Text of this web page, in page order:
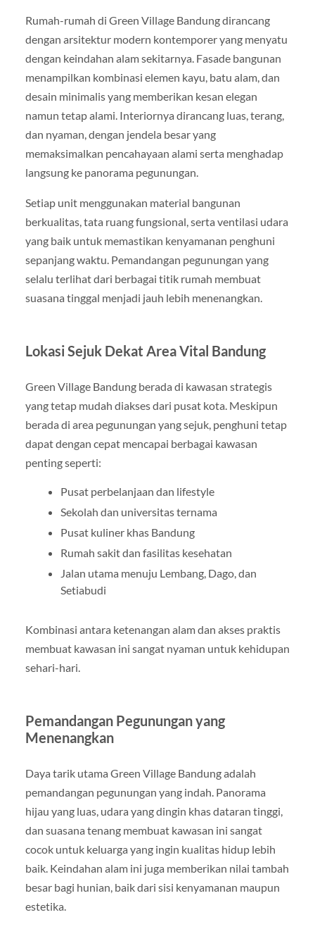
Rumah-rumah di Green Village Bandung dirancang
dengan arsitektur modern kontemporer yang menyatu
dengan keindahan alam sekitarnya. Fasade bangunan
menampilkan kombinasi elemen kayu, batu alam, dan
desain minimalis yang memberikan kesan elegan
namun tetap alami. Interiornya dirancang luas, terang,
dan nyaman, dengan jendela besar yang
memaksimalkan pencahayaan alami serta menghadap
langsung ke panorama pegunungan.
Setiap unit menggunakan material bangunan
berkualitas, tata ruang fungsional, serta ventilasi udara
yang baik untuk memastikan kenyamanan penghuni
sepanjang waktu. Pemandangan pegunungan yang
selalu terlihat dari berbagai titik rumah membuat
suasana tinggal menjadi jauh lebih menenangkan.
Lokasi Sejuk Dekat Area Vital Bandung
Green Village Bandung berada di kawasan strategis
yang tetap mudah diakses dari pusat kota. Meskipun
berada di area pegunungan yang sejuk, penghuni tetap
dapat dengan cepat mencapai berbagai kawasan
penting seperti:
Pusat perbelanjaan dan lifestyle
Sekolah dan universitas ternama
Pusat kuliner khas Bandung
Rumah sakit dan fasilitas kesehatan
Jalan utama menuju Lembang, Dago, dan
Setiabudi
Kombinasi antara ketenangan alam dan akses praktis
membuat kawasan ini sangat nyaman untuk kehidupan
sehari-hari.
Pemandangan Pegunungan yang
Menenangkan
Daya tarik utama Green Village Bandung adalah
pemandangan pegunungan yang indah. Panorama
hijau yang luas, udara yang dingin khas dataran tinggi,
dan suasana tenang membuat kawasan ini sangat
cocok untuk keluarga yang ingin kualitas hidup lebih
baik. Keindahan alam ini juga memberikan nilai tambah
besar bagi hunian, baik dari sisi kenyamanan maupun
estetika.